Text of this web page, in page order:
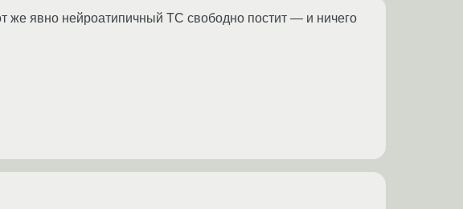
же явно нейроатипичный ТС свободно постит — и ничего